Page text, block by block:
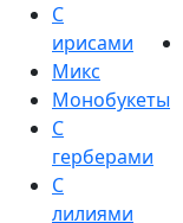
С
ирисами
Микс
Монобукеты
С
герберами
С
лилиями